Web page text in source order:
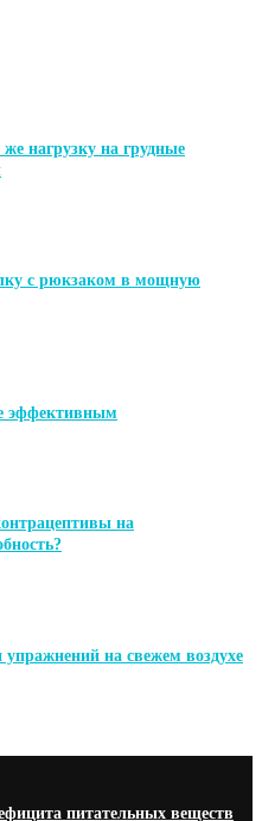
нагрузку на грудные
с рюкзаком в мощную
эффективным
на
на свежем воздухе
питательных веществ